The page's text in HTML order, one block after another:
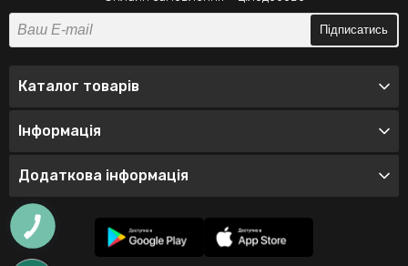
Підписатись
Каталог товарів
Інформація
Додаткова інформація